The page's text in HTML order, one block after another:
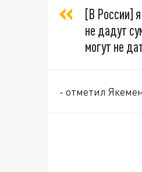
[В России]
не дадут
могут не
- отметил